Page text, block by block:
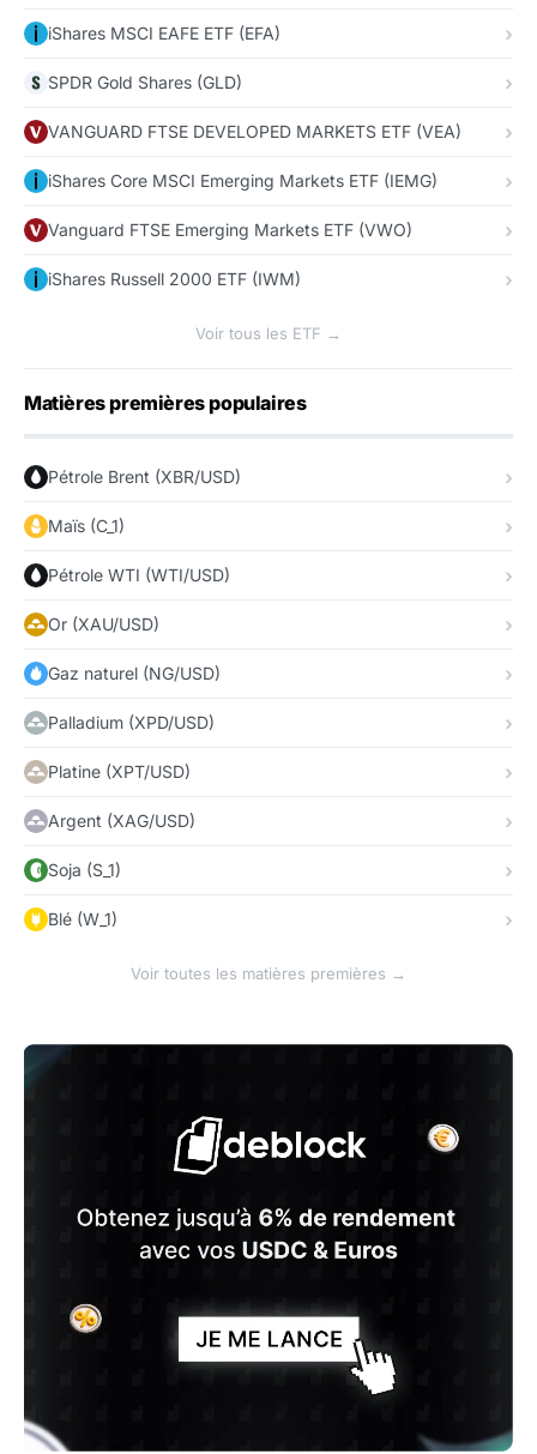
iShares MSCI EAFE ETF (EFA)
SPDR Gold Shares (GLD)
VANGUARD FTSE DEVELOPED MARKETS ETF (VEA)
iShares Core MSCI Emerging Markets ETF (IEMG)
Vanguard FTSE Emerging Markets ETF (VWO)
iShares Russell 2000 ETF (IWM)
Voir tous les ETF →
Matières premières populaires
Pétrole Brent (XBR/USD)
Maïs (C_1)
Pétrole WTI (WTI/USD)
Or (XAU/USD)
Gaz naturel (NG/USD)
Palladium (XPD/USD)
Platine (XPT/USD)
Argent (XAG/USD)
Soja (S_1)
Blé (W_1)
Voir toutes les matières premières →